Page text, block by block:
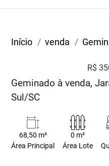
Início venda
R$
Geminado à venda,
Sul/SC
68,50 m²
Área Principal
0 m²
Área Lote